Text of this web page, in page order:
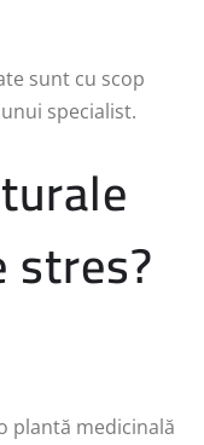
sunt cu scop
specialist.
plantă medicinală